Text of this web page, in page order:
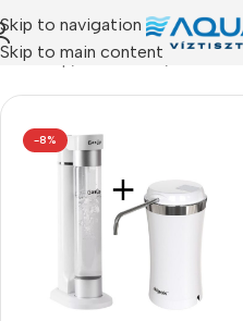
Skip to navigation
Skip to main content
Kezdőlap/Termékeink
-8%